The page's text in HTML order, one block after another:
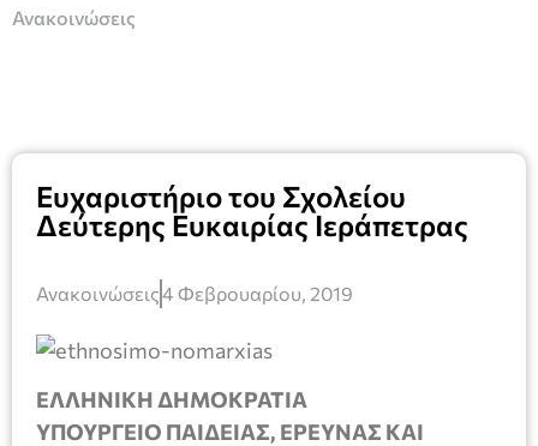
Ανακοινώσεις
Ευχαριστήριο του Σχολείου
Δεύτερης Ευκαιρίας Ιεράπετρας
Ανακοινώσεις4 Φεβρουαρίου, 2019
ΕΛΛΗΝΙΚΗ ΔΗΜΟΚΡΑΤΙΑ
ΥΠΟΥΡΓΕΙΟ ΠΑΙΔΕΙΑΣ, ΕΡΕΥΝΑΣ ΚΑΙ